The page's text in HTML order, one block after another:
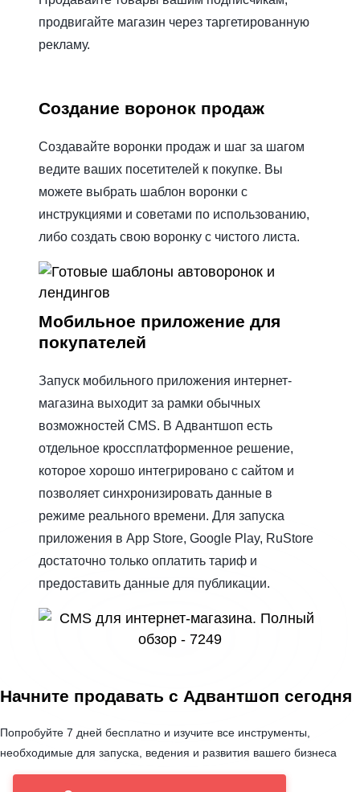
продвигайте магазин через таргетированную
рекламу.
Создание воронок продаж
Создавайте воронки продаж и шаг за шагом
ведите ваших посетителей к покупке. Вы
можете выбрать шаблон воронки с
инструкциями и советами по использованию,
либо создать свою воронку с чистого листа.
Мобильное приложение для
покупателей
Запуск мобильного приложения интернет-
магазина выходит за рамки обычных
возможностей CMS. В Адвантшоп есть
отдельное кроссплатформенное решение,
которое хорошо интегрировано с сайтом и
позволяет синхронизировать данные в
режиме реального времени. Для запуска
приложения в App Store, Google Play, RuStore
достаточно только оплатить тариф и
предоставить данные для публикации.
Начните продавать с Адвантшоп сегодня
Попробуйте 7 дней бесплатно и изучите все инструменты,
необходимые для запуска, ведения и развития вашего бизнеса